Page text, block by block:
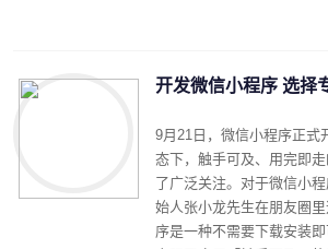
开发微信小程序 选择
9月21日，微信小程序正式
态下，触手可及、用完即
了广泛关注。对于微信小
始人张小龙先生在朋友圈
序是一种不需要下载安装